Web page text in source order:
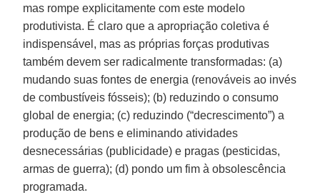
mas rompe explicitamente com este modelo
produtivista. É claro que a apropriação coletiva é
indispensável, mas as próprias forças produtivas
também devem ser radicalmente transformadas: (a)
mudando suas fontes de energia (renováveis ao invés
de combustíveis fósseis); (b) reduzindo o consumo
global de energia; (c) reduzindo (“decrescimento”) a
produção de bens e eliminando atividades
desnecessárias (publicidade) e pragas (pesticidas,
armas de guerra); (d) pondo um fim à obsolescência
programada.